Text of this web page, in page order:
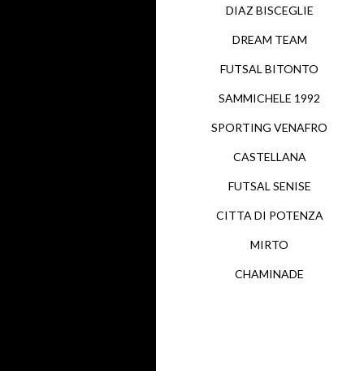
DIAZ BISCEGLIE
DREAM TEAM
FUTSAL BITONTO
SAMMICHELE 1992
SPORTING VENAFRO
CASTELLANA
FUTSAL SENISE
CITTA DI POTENZA
MIRTO
CHAMINADE